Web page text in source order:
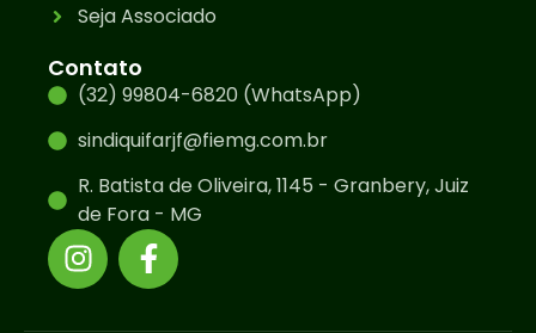
Seja Associado
Contato
(32) 99804-6820 (WhatsApp)
sindiquifarjf@fiemg.com.br
R. Batista de Oliveira, 1145 - Granbery, Juiz
de Fora - MG